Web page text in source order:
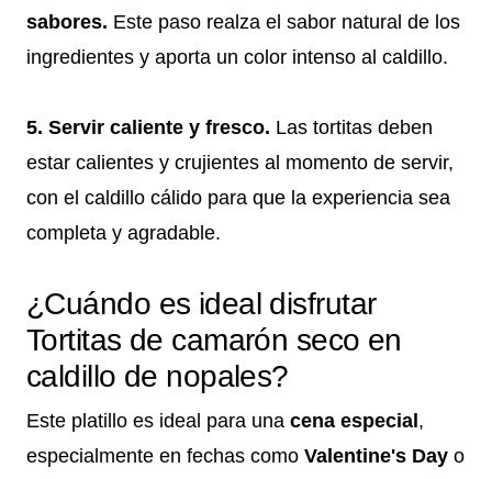
sabores. Este paso realza el sabor natural de los
ingredientes y aporta un color intenso al caldillo.
5. Servir caliente y fresco. Las tortitas deben
estar calientes y crujientes al momento de servir,
con el caldillo cálido para que la experiencia sea
completa y agradable.
¿Cuándo es ideal disfrutar
Tortitas de camarón seco en
caldillo de nopales?
Este platillo es ideal para una cena especial ,
especialmente en fechas como Valentine's Day o